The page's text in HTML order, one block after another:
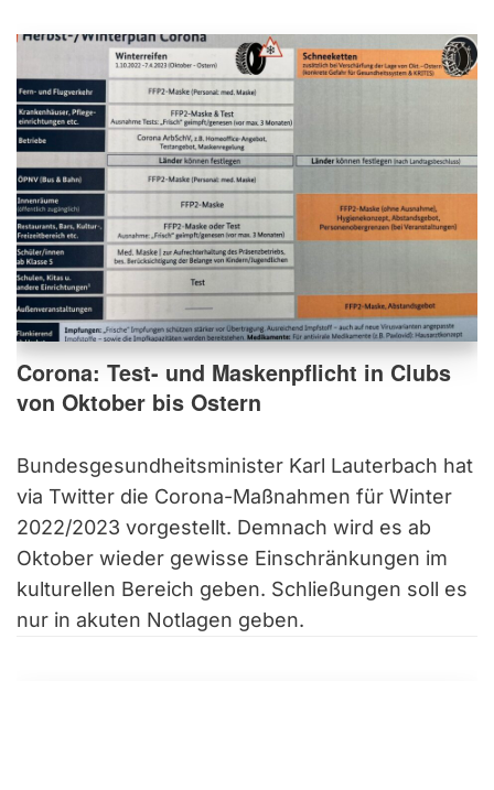
Corona: Test- und Maskenpflicht in Clubs
von Oktober bis Ostern
Bundesgesundheitsminister Karl Lauterbach hat
via Twitter die Corona-Maßnahmen für Winter
2022/2023 vorgestellt. Demnach wird es ab
Oktober wieder gewisse Einschränkungen im
kulturellen Bereich geben. Schließungen soll es
nur in akuten Notlagen geben.